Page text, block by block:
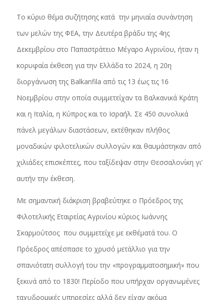
Το κύριο θέμα συζήτησης κατά την μηνιαία συνάντηση
των μελών της ΦΕΑ, την Δευτέρα βράδυ της 4ης
Δεκεμβρίου στο Παπαστράτειο Μέγαρο Αγρινίου, ήταν η
κορυφαία έκθεση για την Ελλάδα το 2024, η 20η
διοργάνωση της Balkanfila από τις 13 έως τις 16
Νοεμβρίου στην οποία συμμετείχαν τα Βαλκανικά Κράτη
και η Ιταλία, η Κύπρος και το Ισραήλ. Σε 450 συνολικά
πάνελ μεγάλων διαστάσεων, εκτέθηκαν πλήθος
μοναδικών φιλοτελικών συλλογών και θαυμάστηκαν από
χιλιάδες επισκέπτες, που ταξίδεψαν στην Θεσσαλονίκη γι’
αυτήν την έκθεση.
Με σημαντική διάκριση βραβεύτηκε ο Πρόεδρος της
Φιλοτελικής Εταιρείας Αγρινίου κύριος Ιωάννης
Σκαρμούτσος που συμμετείχε με εκθέματά του. Ο
Πρόεδρος απέσπασε το χρυσό μετάλλιο για την
σπανιότατη συλλογή του την «προγραμματοσημική» που
ξεκινά από το 1830! Περίοδο που υπήρχαν οργανωμένες
ταχυδρομικές υπηρεσίες αλλά δεν είχαν ακόμα